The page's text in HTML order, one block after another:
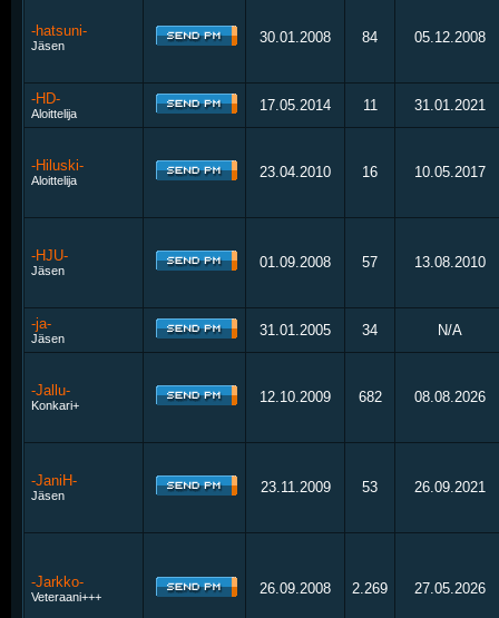
-hatsuni-
Jäsen 30.01.2008 84 05.12.2008
-HD-
Aloittelija 17.05.2014 11 31.01.2021
-Hiluski-
Aloittelija 23.04.2010 16 10.05.2017
-HJU-
Jäsen 01.09.2008 57 13.08.2010
-ja-
Jäsen 31.01.2005 34 N/A
-Jallu-
Konkari+ 12.10.2009 682 08.08.2026
-JaniH-
Jäsen 23.11.2009 53 26.09.2021
-Jarkko-
Veteraani+++ 26.09.2008 2.269 27.05.2026